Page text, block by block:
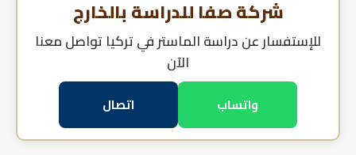
شركة صفا للدراسة بالخارج
للإستفسار عندراسة الماستر في تركيا تواصل معنا
الآن
واتساب اتصال